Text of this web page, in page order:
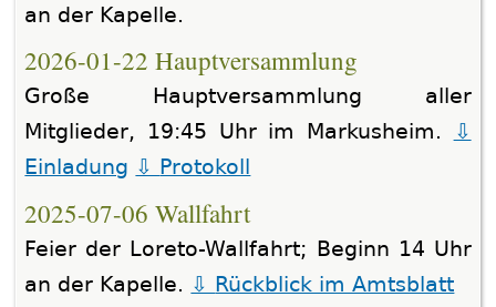
an der Kapelle.
2026-01-22 Hauptversammlung
Große Hauptversammlung aller
Mitglieder, 19:45 Uhr im Markusheim.
Einladung
Protokoll
2025-07-06 Wallfahrt
Feier der Loreto-Wallfahrt; Beginn 14 Uhr
an der Kapelle.
Rückblick im Amtsblatt